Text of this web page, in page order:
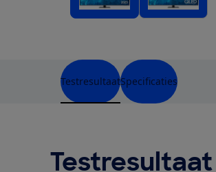
TestresultaatSpecificaties
Testresultaat